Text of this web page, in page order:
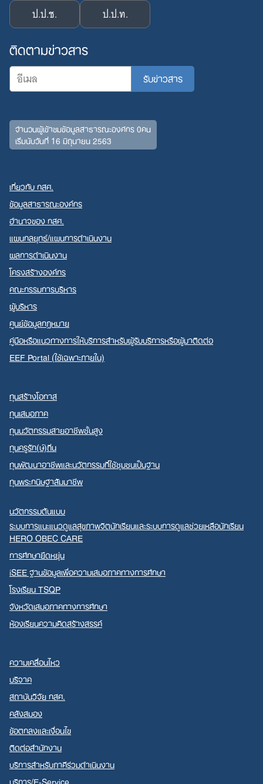
ป.ป.ช. ป.ป.ท.
ติดตามข่าวสาร
จำนวนผู้เข้าชมข้อมูลสาธารณะองค์กร 0คน
เริ่มนับวันที่ 16 มิถุนายน 2563
เกี่ยวกับ กสศ.
ข้อมูลสาธารณะองค์กร
อำนาจของ กสศ.
แผนกลยุทธ์/แผนการดำเนินงาน
ผลการดำเนินงาน
โครงสร้างองค์กร
คณะกรรมการบริหาร
ผู้บริหาร
ศูนย์ข้อมูลกฎหมาย
คู่มือหรือแนวทางการให้บริการสำหรับผู้รับบริการหรือผู้มาติดต่อ
EEF Portal (ใช้เฉพาะภายใน)
ทุนสร้างโอกาส
ทุนเสมอภาค
ทุนนวัตกรรมสายอาชีพชั้นสูง
ทุนครูรัก(ษ์)ถิ่น
ทุนพัฒนาอาชีพและนวัตกรรมที่ใช้ชุมชนเป็นฐาน
ทุนพระกนิษฐาสัมมาชีพ
นวัตกรรมต้นแบบ
ระบบการแนะแนวดูแลสุขภาพจิตนักเรียนและระบบการดูแลช่วยเหลือนักเรียน
HERO OBEC CARE
การศึกษายืดหยุ่น
iSEE ฐานข้อมูลเพื่อความเสมอภาคทางการศึกษา
โรงเรียน TSQP
จังหวัดเสมอภาคทางการศึกษา
ห้องเรียนความคิดสร้างสรรค์
ความเคลื่อนไหว
บริจาค
สถาบันวิจัย กสศ.
คลังสมอง
ข้อตกลงและเงื่อนไข
ติดต่อสำนักงาน
บริการสำหรับภาคีร่วมดำเนินงาน